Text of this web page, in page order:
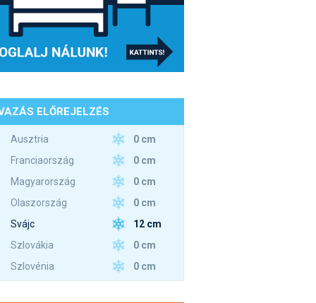
ELŐREJELZÉS
Ausztria
0 cm
Franciaország
0 cm
Magyarország
0 cm
Olaszország
0 cm
Svájc
12 cm
Szlovákia
0 cm
Szlovénia
0 cm